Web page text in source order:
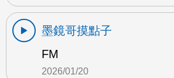
墨鏡哥摸點子
FM
2026/01/20